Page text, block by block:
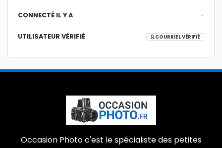
CONNECTÉ IL Y A -
UTILISATEUR VÉRIFIÉ COURRIEL VÉRIFIÉ
Occasion Photo c'est le spécialiste des petites